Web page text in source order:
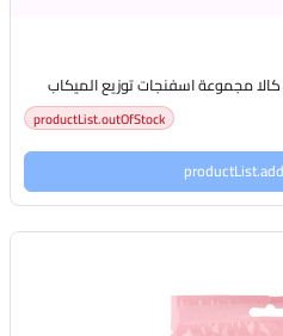
productList.outOfStock